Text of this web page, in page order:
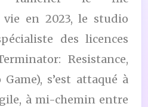
en 2023, le studio
des licences
Resistance,
s’est attaqué à
à mi-chemin entre